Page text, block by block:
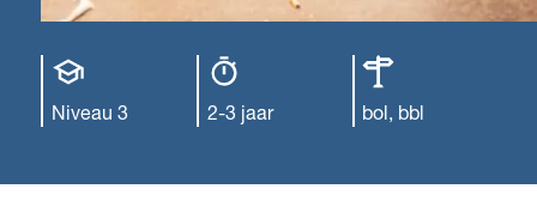
Opleiding
niveau
Niveau 3
2-3 jaar
bol, bbl